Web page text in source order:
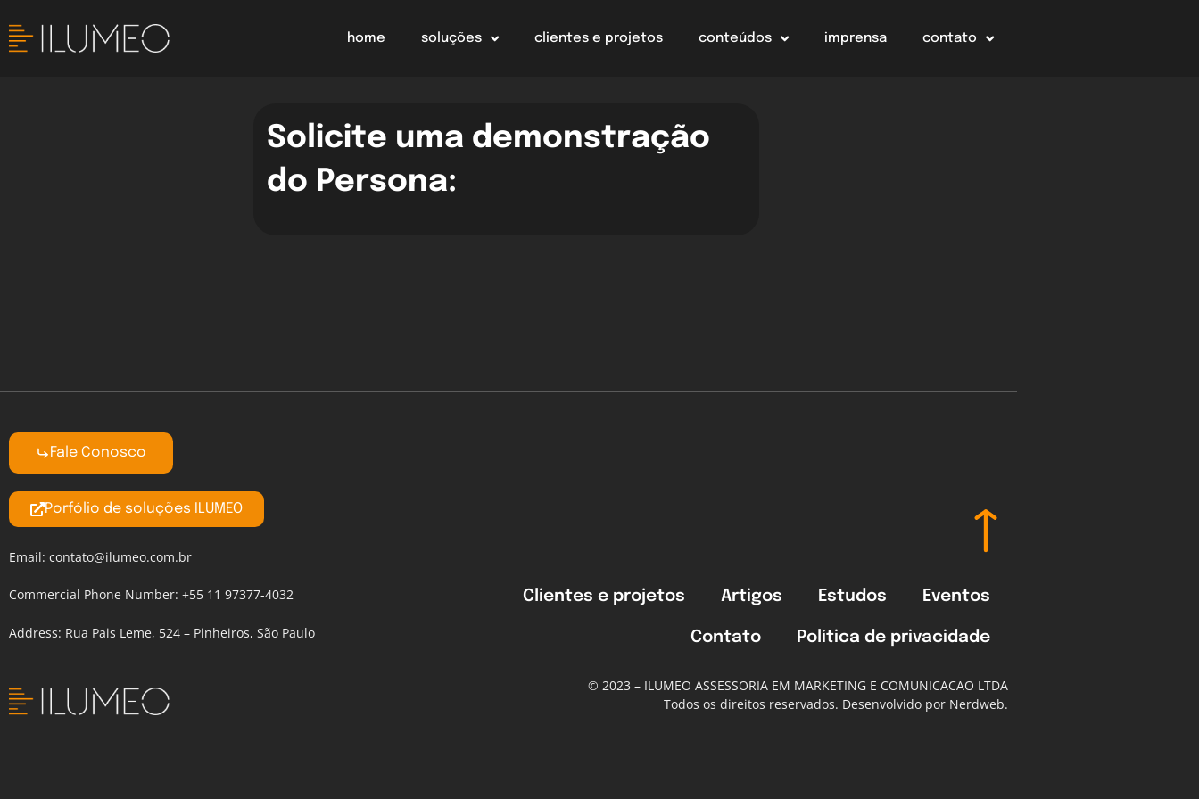
home soluções clientes e projetos conteúdos imprensa contato
Solicite uma demonstração
do Persona:
Fale Conosco
Porfólio de soluções ILUMEO
Email: contato@ilumeo.com.br
Commercial Phone Number: +55 11 97377-4032
Address: Rua Pais Leme, 524 – Pinheiros, São Paulo
Clientes e projetos Artigos Estudos Eventos
Contato Política de privacidade
© 2023 – ILUMEO ASSESSORIA EM MARKETING E COMUNICACAO LTDA
Todos os direitos reservados. Desenvolvido por Nerdweb.